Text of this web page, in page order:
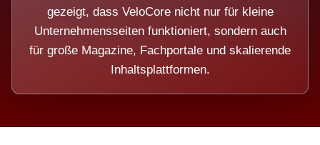
gezeigt, dass VeloCore nicht nur für kleine
Unternehmensseiten funktioniert, sondern auch
für große Magazine, Fachportale und skalierende
Inhaltsplattformen.